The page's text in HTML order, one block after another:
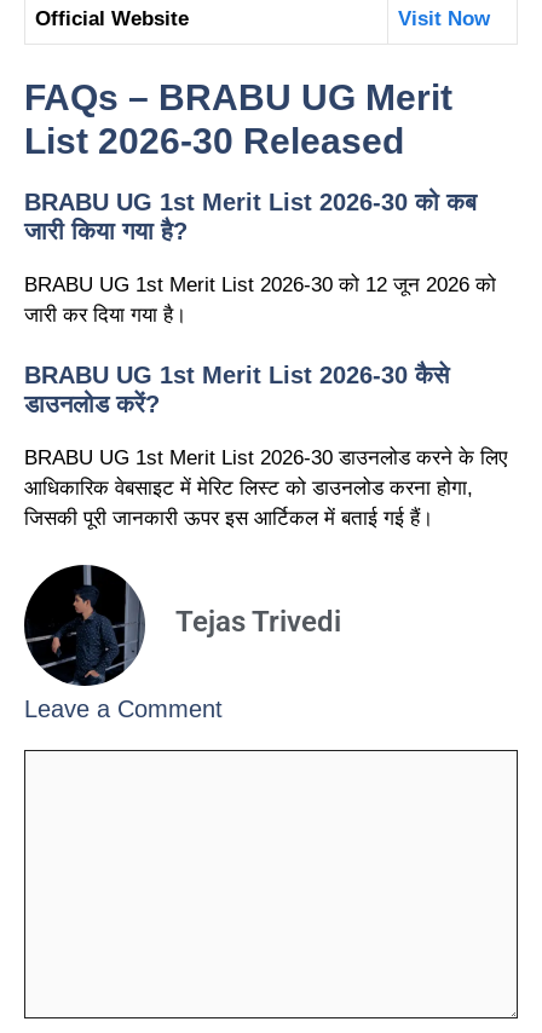
Official Website Visit Now
FAQs – BRABU UG Merit
List 2026-30 Released
BRABU UG 1st Merit List 2026-30 को कब
जारी किया गया है?
BRABU UG 1st Merit List 2026-30 को 12 जून 2026 को
जारी कर दिया गया है।
BRABU UG 1st Merit List 2026-30 कैसे
डाउनलोड करें?
BRABU UG 1st Merit List 2026-30 डाउनलोड करने के लिए
आधिकारिक वेबसाइट में मेरिट लिस्ट को डाउनलोड करना होगा,
जिसकी पूरी जानकारी ऊपर इस आर्टिकल में बताई गई हैं।
Tejas Trivedi
Leave a Comment